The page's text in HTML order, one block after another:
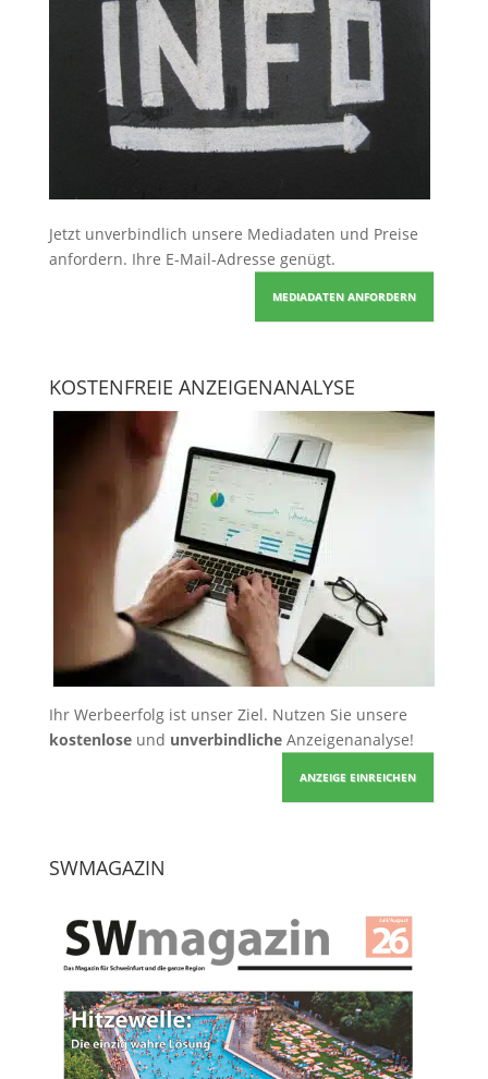
Jetzt unverbindlich unsere Mediadaten und Preise
anfordern. Ihre E-Mail-Adresse genügt.
MEDIADATEN ANFORDERN
KOSTENFREIE ANZEIGENANALYSE
Ihr Werbeerfolg ist unser Ziel. Nutzen Sie unsere
kostenloseund unverbindlicheAnzeigenanalyse!
ANZEIGE EINREICHEN
SWMAGAZIN